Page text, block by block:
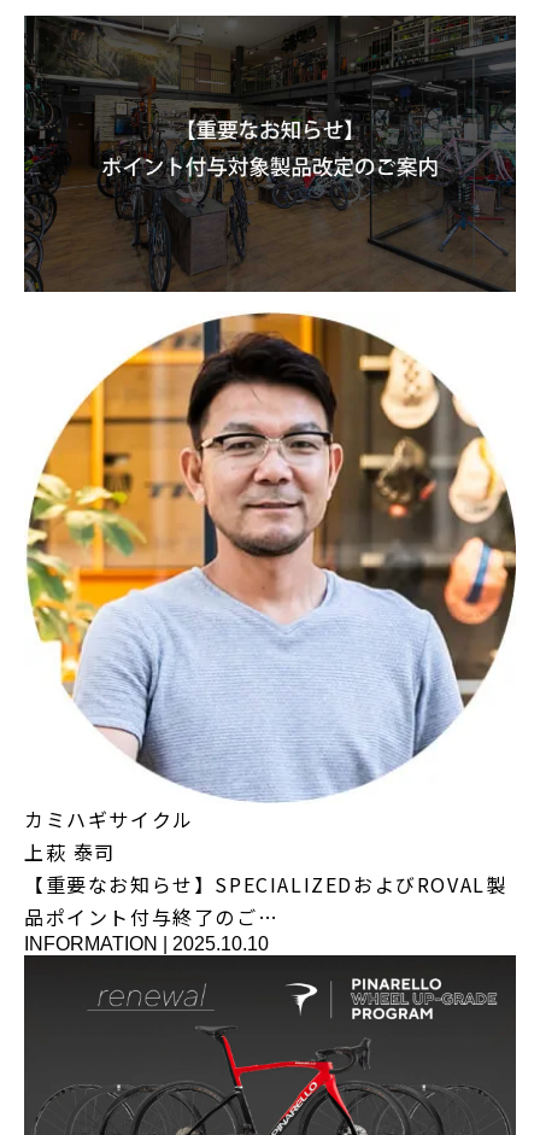
カミハギサイクル
上萩 泰司
【重要なお知らせ】SPECIALIZEDおよびROVAL製
品ポイント付与終了のご…
INFORMATION 2025.10.10